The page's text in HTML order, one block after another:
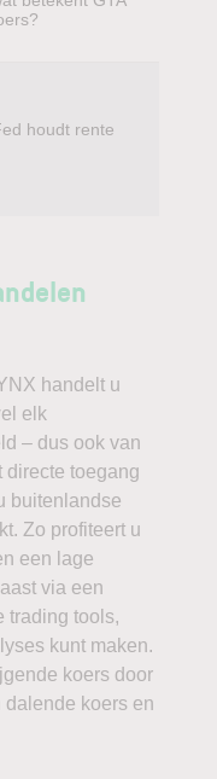
houdt rente
handelt u
elk
– dus ook van
directe toegang
buitenlandse
Zo profiteert u
een lage
via een
trading tools,
kunt maken.
koers door
dalende koers en